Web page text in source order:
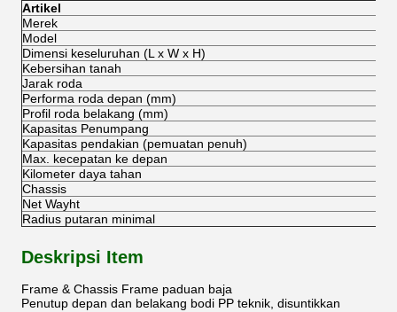
Artikel
Merek
Model
Dimensi keseluruhan (L x W x H)
Kebersihan tanah
Jarak roda
Performa roda depan (mm)
Profil roda belakang (mm)
Kapasitas Penumpang
Kapasitas pendakian (pemuatan penuh)
Max. kecepatan ke depan
Kilometer daya tahan
Chassis
Net Wayht
Radius putaran minimal
Deskripsi Item
Frame & Chassis Frame paduan baja
Penutup depan dan belakang bodi PP teknik, disuntikkan